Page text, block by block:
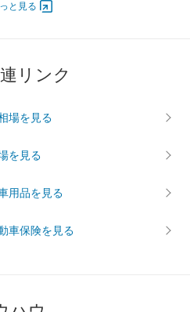
51.00 [69]/ 5,800
165/65R14 165/
-
-
と見る
リンク
場を見る
を見る
用品を見る
車保険を見る